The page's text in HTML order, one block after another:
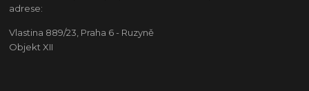
adrese:
Vlastina 889/23, Praha 6 - Ruzyně
Objekt XII